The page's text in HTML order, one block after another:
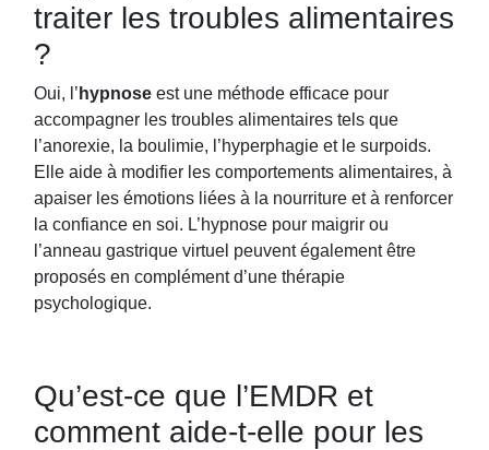
traiter les troubles alimentaires
?
Oui, l’ hypnose est une méthode efficace pour
accompagner les troubles alimentaires tels que
l’anorexie, la boulimie, l’hyperphagie et le surpoids.
Elle aide à modifier les comportements alimentaires, à
apaiser les émotions liées à la nourriture et à renforcer
la confiance en soi. L’hypnose pour maigrir ou
l’anneau gastrique virtuel peuvent également être
proposés en complément d’une thérapie
psychologique.
Qu’est-ce que l’EMDR et
comment aide-t-elle pour les